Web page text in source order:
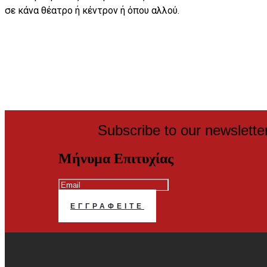
σε κάνα θέατρο ή κέντρον ή όπου αλλού.
Subscribe to our
Μήνυμα Επιτυχίας
ΕΓΓΡΑΦΕΊΤΕ